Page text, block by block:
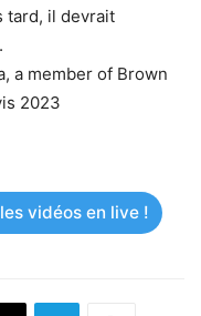
tard, il devrait
vidéos en live !